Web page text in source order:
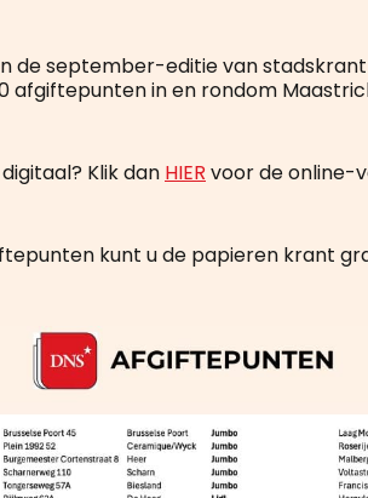
de september-editie van stadskrant
afgiftepunten in en rondom
Klik dan HIER voor de online-
kunt u de papieren krant